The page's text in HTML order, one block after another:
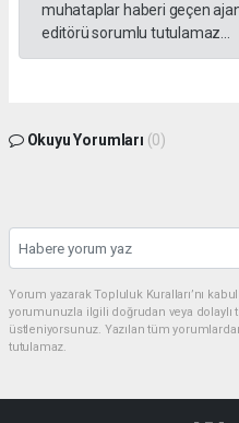
muhataplar haberi geçen
editörü sorumlu tutulamaz...
Okuyu Yorumları (0)
Yorum yazarak Topluluk Kuralları’nı
yorumunuzla ilgili doğrudan veya dolaylı
üstleniyorsunuz. Yazılan tüm
tutulamaz.